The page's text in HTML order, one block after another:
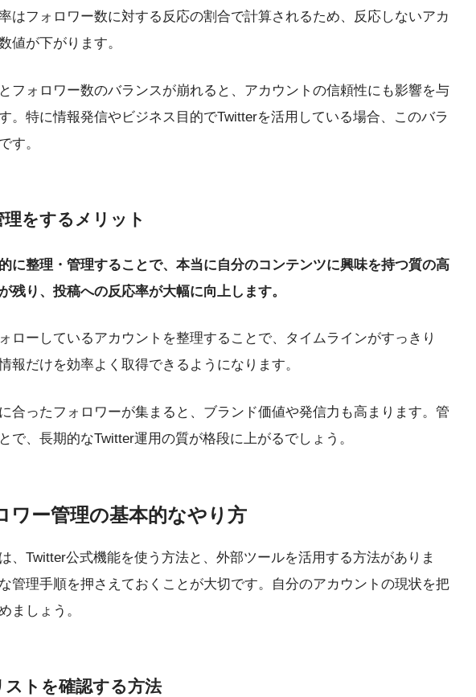
はフォロワー数に対する反応の割合で計算されるため、反応しないアカ
値が下がります。
フォロワー数のバランスが崩れると、アカウントの信頼性にも影響を与
。特に情報発信やビジネス目的でTwitterを活用している場合、このバラ
す。
をするメリット
に整理・管理することで、本当に自分のコンテンツに興味を持つ質の高
残り、投稿への反応率が大幅に向上します。
ローしているアカウントを整理することで、タイムラインがすっきり
報だけを効率よく取得できるようになります。
合ったフォロワーが集まると、ブランド価値や発信力も高まります。管
で、長期的なTwitter運用の質が格段に上がるでしょう。
ワー管理の基本的なやり方
、Twitter公式機能を使う方法と、外部ツールを活用する方法がありま
管理手順を押さえておくことが大切です。自分のアカウントの現状を把
ましょう。
ストを確認する方法